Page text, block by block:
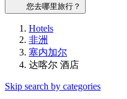
您去哪里旅行？
Hotels
非洲
塞内加尔
达喀尔 酒店
Skip search by categories